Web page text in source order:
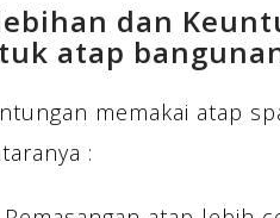
dan
atap
memakai atap
: